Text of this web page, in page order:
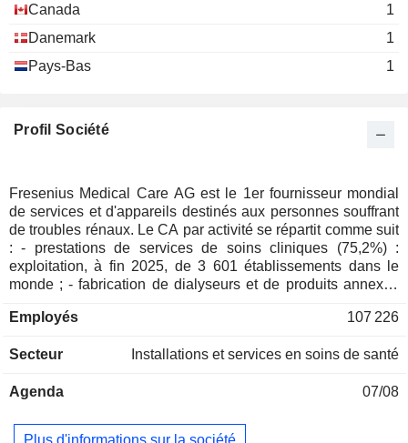
Canada
1
Danemark
1
Pays-Bas
1
Profil Société
Fresenius Medical Care AG est le 1er fournisseur mondial
de services et d'appareils destinés aux personnes souffrant
de troubles rénaux. Le CA par activité se répartit comme suit
: - prestations de services de soins cliniques (75,2%) :
exploitation, à fin 2025, de 3 601 établissements dans le
monde ; - fabrication de dialyseurs et de produits annexes
etc. En outre, le groupe propose des cures accompagnées
Employés 107 226
Secteur Installations et services en soins de santé
Agenda 07/08
Plus d'informations sur la société